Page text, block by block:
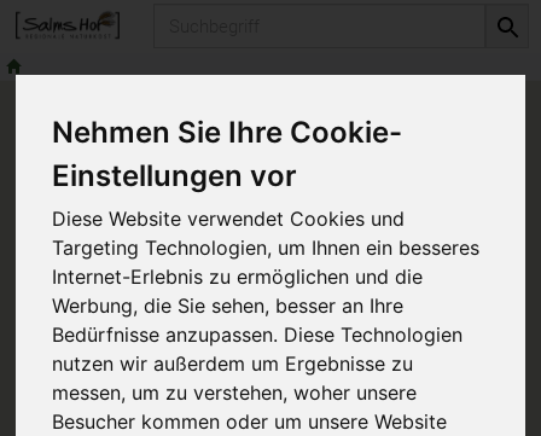
Nehmen Sie Ihre Cookie-
Einstellungen vor
Diese Website verwendet Cookies und
Targeting Technologien, um Ihnen ein besseres
Internet-Erlebnis zu ermöglichen und die
Werbung, die Sie sehen, besser an Ihre
Bedürfnisse anzupassen. Diese Technologien
nutzen wir außerdem um Ergebnisse zu
messen, um zu verstehen, woher unsere
Besucher kommen oder um unsere Website
BüroObst für Ihr
Unternehmen
02955-442 987 0 info@salms-
hof.de +49 151 53510361